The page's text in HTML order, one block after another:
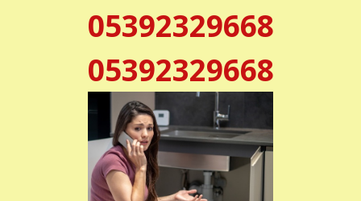
05392329668
05392329668